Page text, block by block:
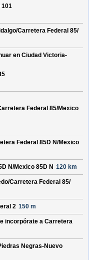
101
Carretera Federal 85/
en Ciudad Victoria-
Federal 85/Mexico
Federal 85D N/Mexico
N/Mexico 85D N 120 km
Carretera Federal 85/
2 150 m
incorpórate a Carretera
Negras-Nuevo